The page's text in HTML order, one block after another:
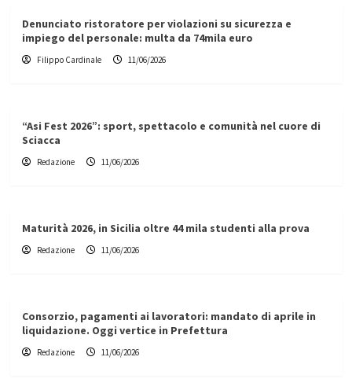
Denunciato ristoratore per violazioni su sicurezza e
impiego del personale: multa da 74mila euro
Filippo Cardinale 11/06/2026
“Asi Fest 2026”: sport, spettacolo e comunità nel cuore di
Sciacca
Redazione 11/06/2026
Maturità 2026, in Sicilia oltre 44 mila studenti alla prova
Redazione 11/06/2026
Consorzio, pagamenti ai lavoratori: mandato di aprile in
liquidazione. Oggi vertice in Prefettura
Redazione 11/06/2026